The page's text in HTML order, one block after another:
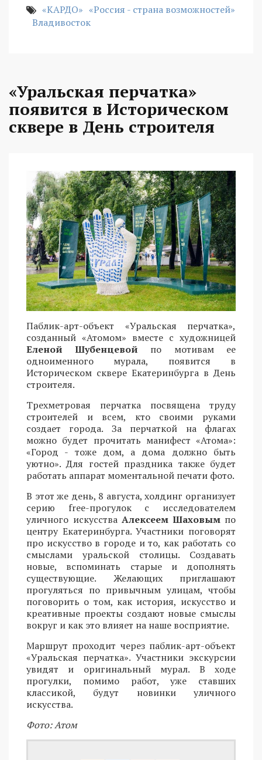
«КАРДО» «Россия - страна возможностей»
Владивосток
«Уральская перчатка»
появится в Историческом
сквере в День строителя
Паблик-арт-объект «Уральская перчатка»,
созданный «Атомом» вместе с художницей
Еленой Шубенцевой по мотивам ее
одноименного мурала, появится в
Историческом сквере Екатеринбурга в День
строителя.
Трехметровая перчатка посвящена труду
строителей и всем, кто своими руками
создает города. За перчаткой на флагах
можно будет прочитать манифест «Атома»:
«Город - тоже дом, а дома должно быть
уютно». Для гостей праздника также будет
работать аппарат моментальной печати фото.
В этот же день, 8 августа, холдинг организует
серию free-прогулок с исследователем
уличного искусства Алексеем Шаховым по
центру Екатеринбурга. Участники поговорят
про искусство в городе и то, как работать со
смыслами уральской столицы. Создавать
новые, вспоминать старые и дополнять
существующие. Желающих приглашают
прогуляться по привычным улицам, чтобы
поговорить о том, как история, искусство и
креативные проекты создают новые смыслы
вокруг и как это влияет на наше восприятие.
Маршрут проходит через паблик-арт-объект
«Уральская перчатка». Участники экскурсии
увидят и оригинальный мурал. В ходе
прогулки, помимо работ, уже ставших
классикой, будут новинки уличного
искусства.
Фото: Атом